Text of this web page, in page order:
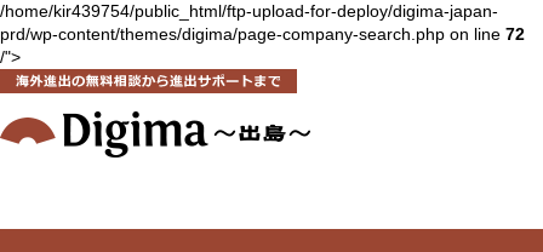
/home/kir439754/public_html/ftp-upload-for-deploy/digima-japan-
prd/wp-content/themes/digima/page-company-search.php on line 72
/">